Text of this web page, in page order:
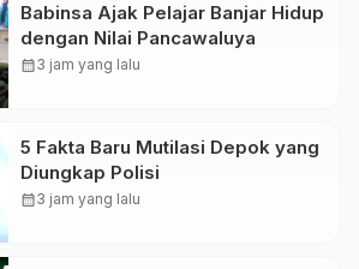
Babinsa Ajak Pelajar Banjar Hidup
dengan Nilai Pancawaluya
calendar_month3 jam yang lalu
5 Fakta Baru Mutilasi Depok yang
Diungkap Polisi
calendar_month3 jam yang lalu